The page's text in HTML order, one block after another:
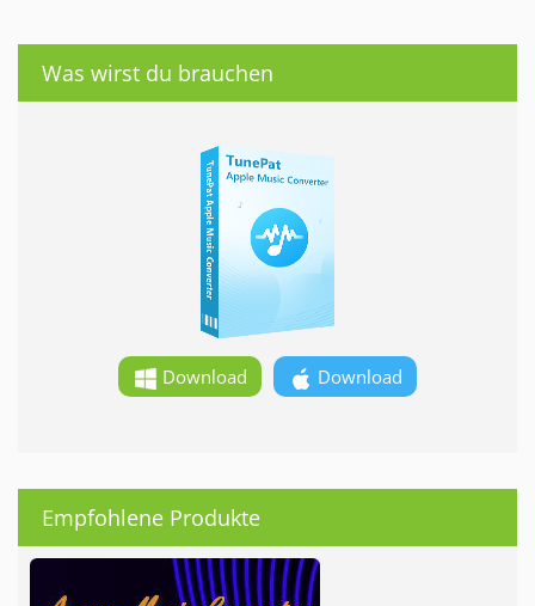
Was wirst du brauchen
Download Download
Empfohlene Produkte